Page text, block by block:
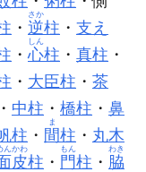
・ 逆
さか
柱 ・ 支え
・心
しん
柱 ・ 真柱 ・
・ 大臣柱 ・ 茶
・ 中柱 ・ 橋柱 ・ 鼻
柱 ・ 間
ま
柱 ・ 丸木
皮
んかわ
柱 ・ 門
もん
柱 ・ 脇
わき